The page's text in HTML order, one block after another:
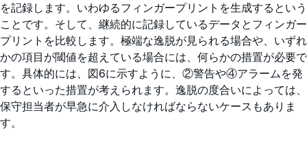
を記録します。いわゆるフィンガープリントを生成するという
ことです。そして、継続的に記録しているデータとフィンガー
プリントを比較します。極端な逸脱が見られる場合や、いずれ
かの項目が閾値を超えている場合には、何らかの措置が必要で
す。具体的には、図6に示すように、②警告や④アラームを発
するといった措置が考えられます。逸脱の度合いによっては、
保守担当者が早急に介入しなければならないケースもありま
す。